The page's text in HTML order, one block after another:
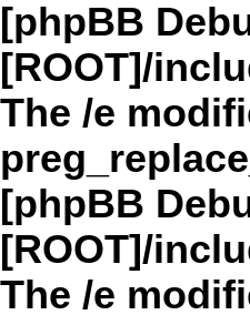
[phpBB
[ROOT]/
The /e
[phpBB
[ROOT]/
The /e